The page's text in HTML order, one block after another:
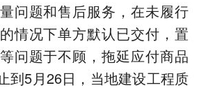
问题和售后服务，在未履行
情况下单方默认已交付，置
问题于不顾，拖延应付商品
到5月26日，当地建设工程质